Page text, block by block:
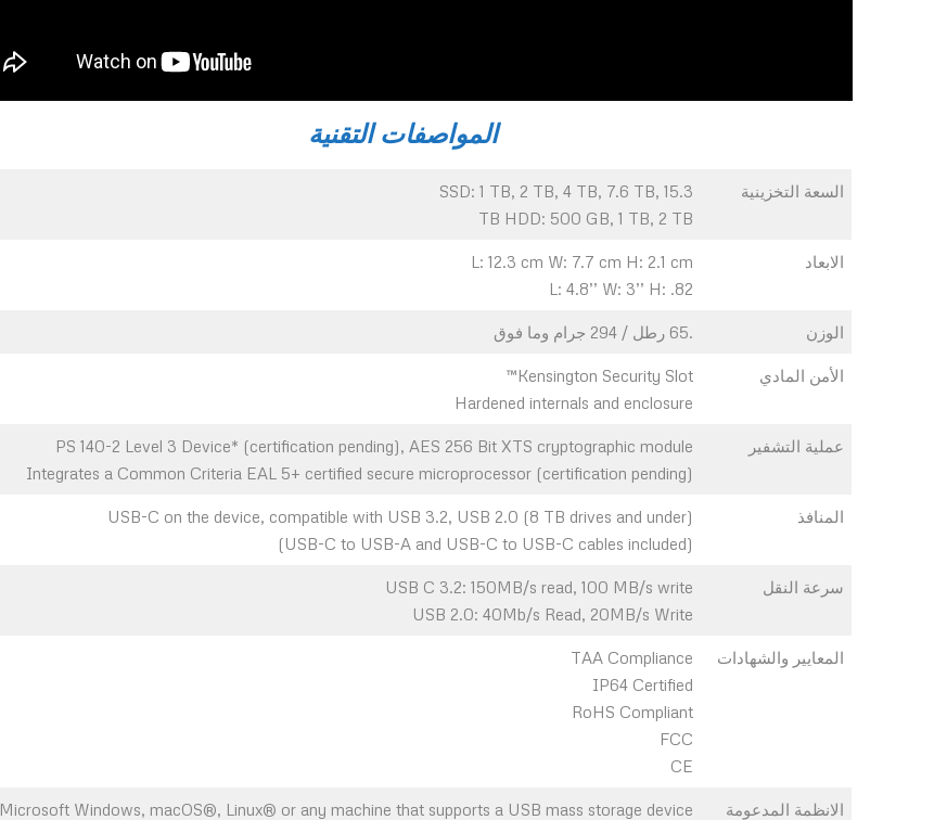
المواصفات التقنية
السعة التخزينية
SSD: 1 TB, 2 TB, 4 TB, 7.6 TB, 15.3
TB HDD: 500 GB, 1 TB, 2 TB
الابعاد
L: 12.3 cm W: 7.7 cm H: 2.1 cm
L: 4.8’’ W: 3’’ H: .82
الوزن .65 رطل / 294 جرام وما فوق
الأمن المادي
Kensington Security Slot™
Hardened internals and enclosure
عملية التشفير
PS 140-2 Level 3 Device* (certification pending), AES 256 Bit XTS cryptographic module
Integrates a Common Criteria EAL 5+ certified secure microprocessor (certification pending)
المنافذ
USB-C on the device, compatible with USB 3.2, USB 2.0 (8 TB drives and under)
(USB-C to USB-A and USB-C to USB-C cables included)
سرعة النقل
USB C 3.2: 150MB/s read, 100 MB/s write
USB 2.0: 40Mb/s Read, 20MB/s Write
المعايير والشهادات
TAA Compliance
IP64 Certified
RoHS Compliant
FCC
CE
الانظمة المدعومة Microsoft Windows, macOS®, Linux® or any machine that supports a USB mass storage device.